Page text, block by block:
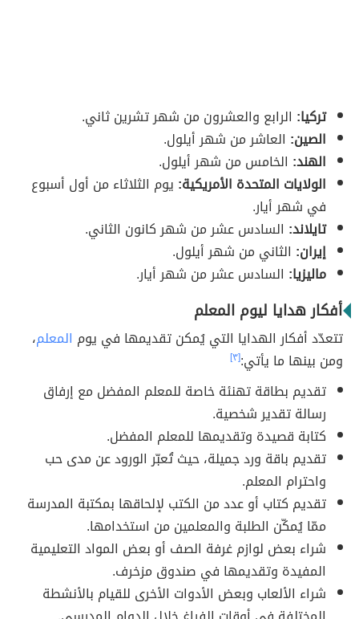
تركيا: الرابع والعشرون من شهر تشرين ثاني.
الصين: العاشر من شهر أيلول.
الهند: الخامس من شهر أيلول.
الولايات المتحدة الأمريكية: يوم الثلاثاء من أول أسبوع
في شهر أيار.
تايلاند: السادس عشر من شهر كانون الثاني.
إيران: الثاني من شهر أيلول.
ماليزيا: السادس عشر من شهر أيار.
أفكار هدايا ليوم المعلم
تتعدّد أفكار الهدايا التي يُمكن تقديمها في يوم المعلم،
ومن بينها ما يأتي:[٣]
تقديم بطاقة تهنئة خاصة للمعلم المفضل مع إرفاق
رسالة تقدير شخصية.
كتابة قصيدة وتقديمها للمعلم المفضل.
تقديم باقة ورد جميلة، حيث تُعبّر الورود عن مدى حب
واحترام المعلم.
تقديم كتاب أو عدد من الكتب لإلحاقها بمكتبة المدرسة
ممّا يُمكّن الطلبة والمعلمين من استخدامها.
شراء بعض لوازم غرفة الصف أو بعض المواد التعليمية
المفيدة وتقديمها في صندوق مزخرف.
شراء الألعاب وبعض الأدوات الأخرى للقيام بالأنشطة